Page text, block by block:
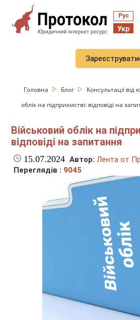
Рус
Укр
Головна Блог Консультації від
облік на підприємстві: відповіді на
Військовий облік на
відповіді на запитання
15.07.2024 Автор: Лента от
Переглядів : 9045